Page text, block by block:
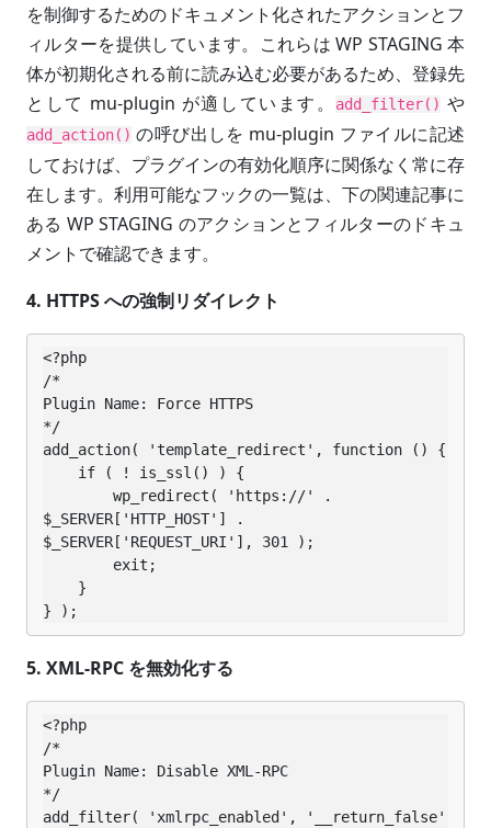
を制御するためのドキュメント化されたアクションとフ
ィルターを提供しています。これらは WP STAGING 本
体が初期化される前に読み込む必要があるため、登録先
として mu-plugin が適しています。
add_filter() や
add_action() の呼び出しを mu-plugin ファイルに記述
しておけば、プラグインの有効化順序に関係なく常に存
在します。利用可能なフックの一覧は、下の関連記事に
ある WP STAGING のアクションとフィルターのドキュ
メントで確認できます。
4. HTTPS への強制リダイレクト
<?php
/*
Plugin Name: Force HTTPS
*/
add_action( 'template_redirect', function () {
$_SERVER['HTTP_HOST'] .
$_SERVER['REQUEST_URI'], 301 );
} );
5. XML-RPC を無効化する
<?php
/*
Plugin Name: Disable XML-RPC
*/
add_filter( 'xmlrpc_enabled', '__return_false'